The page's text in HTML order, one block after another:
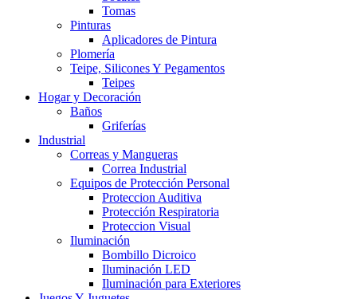
Tomas
Pinturas
Aplicadores de Pintura
Plomería
Teipe, Silicones Y Pegamentos
Teipes
Hogar y Decoración
Baños
Griferías
Industrial
Correas y Mangueras
Correa Industrial
Equipos de Protección Personal
Proteccion Auditiva
Protección Respiratoria
Proteccion Visual
Iluminación
Bombillo Dicroico
Iluminación LED
Iluminación para Exteriores